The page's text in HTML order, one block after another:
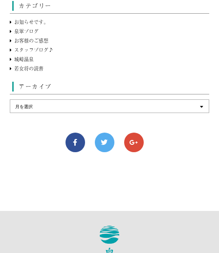
カテゴリー
お知らせです。
泉翠ブログ
お客様のご感想
スタッフブログ♪
城崎温泉
若女将の読書
アーカイブ